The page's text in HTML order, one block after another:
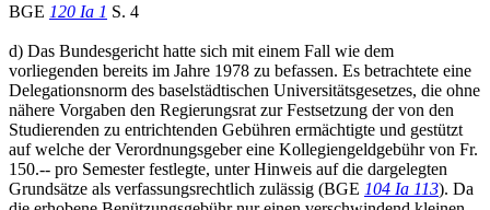
BGE 120 Ia 1 S. 4
d) Das Bundesgericht hatte sich mit einem Fall wie dem
vorliegenden bereits im Jahre 1978 zu befassen. Es betrachtete eine
Delegationsnorm des baselstädtischen Universitätsgesetzes, die ohne
nähere Vorgaben den Regierungsrat zur Festsetzung der von den
Studierenden zu entrichtenden Gebühren ermächtigte und gestützt
auf welche der Verordnungsgeber eine Kollegiengeldgebühr von Fr.
150.-- pro Semester festlegte, unter Hinweis auf die dargelegten
Grundsätze als verfassungsrechtlich zulässig (BGE 104 Ia 113). Da